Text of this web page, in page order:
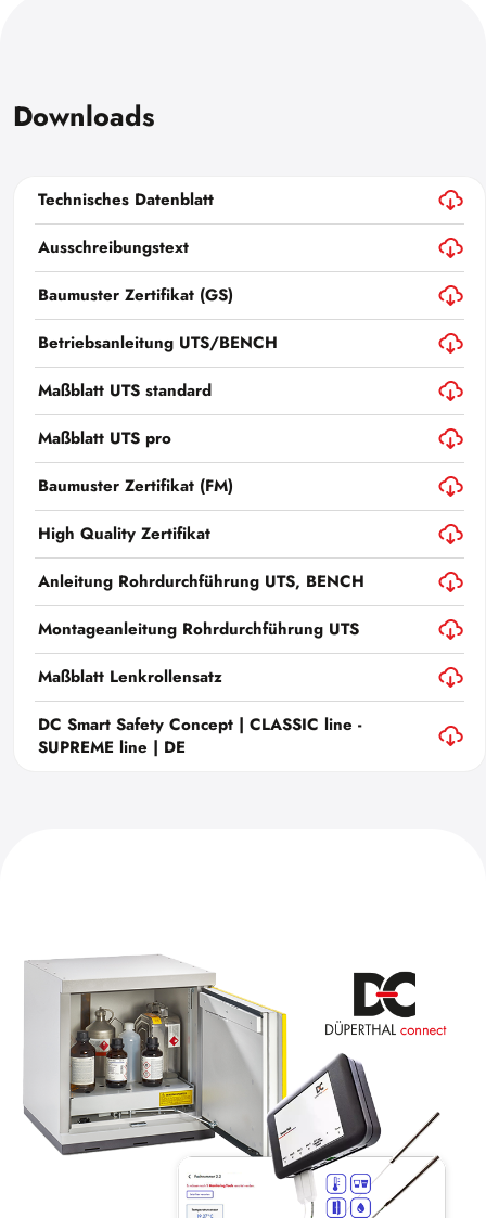
Downloads
Technisches Datenblatt
Ausschreibungstext
Baumuster Zertifikat (GS)
Betriebsanleitung UTS/BENCH
Maßblatt UTS standard
Maßblatt UTS pro
Baumuster Zertifikat (FM)
High Quality Zertifikat
Anleitung Rohrdurchführung UTS, BENCH
Montageanleitung Rohrdurchführung UTS
Maßblatt Lenkrollensatz
DC Smart Safety Concept | CLASSIC line -
SUPREME line | DE